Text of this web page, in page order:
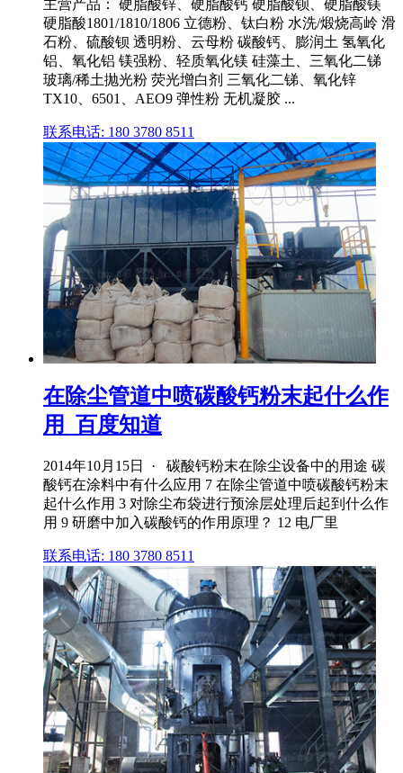
主营产品： 硬脂酸锌、硬脂酸钙 硬脂酸钡、硬脂酸镁
硬脂酸1801/1810/1806 立德粉、钛白粉 水洗/煅烧高岭 滑
石粉、硫酸钡 透明粉、云母粉 碳酸钙、膨润土 氢氧化
铝、氧化铝 镁强粉、轻质氧化镁 硅藻土、三氧化二锑
玻璃/稀土抛光粉 荧光增白剂 三氧化二锑、氧化锌
TX10、6501、AEO9 弹性粉 无机凝胶 ...
联系电话: 180 3780 8511
在除尘管道中喷碳酸钙粉末起什么作
用_百度知道
2014年10月15日 · 碳酸钙粉末在除尘设备中的用途 碳
酸钙在涂料中有什么应用 7 在除尘管道中喷碳酸钙粉末
起什么作用 3 对除尘布袋进行预涂层处理后起到什么作
用 9 研磨中加入碳酸钙的作用原理？ 12 电厂里
联系电话: 180 3780 8511